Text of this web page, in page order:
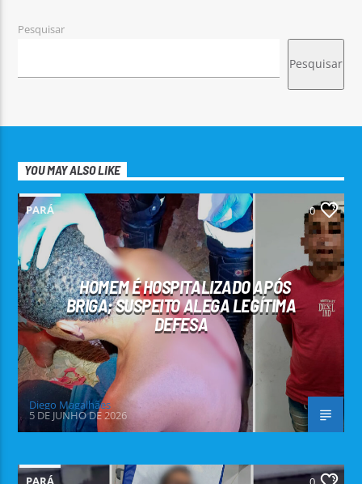
Pesquisar
Pesquisar
YOU MAY ALSO LIKE
PARÁ 0
HOMEM É HOSPITALIZADO APÓS
BRIGA; SUSPEITO ALEGA LEGÍTIMA
DEFESA
Diego Magalhães
5 DE JUNHO DE 2026
PARÁ